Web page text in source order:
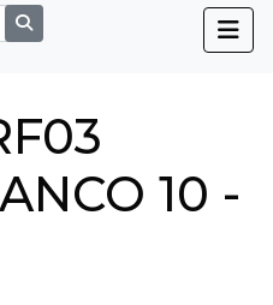
10 -